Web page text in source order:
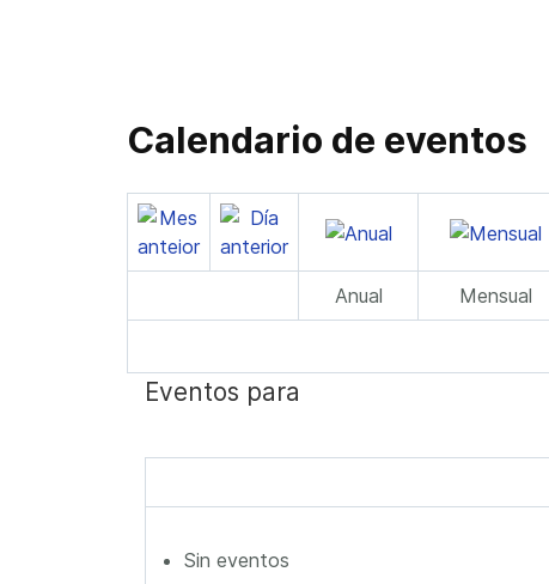
Calendario de eventos
Anual Mensual
Eventos para
Sin eventos